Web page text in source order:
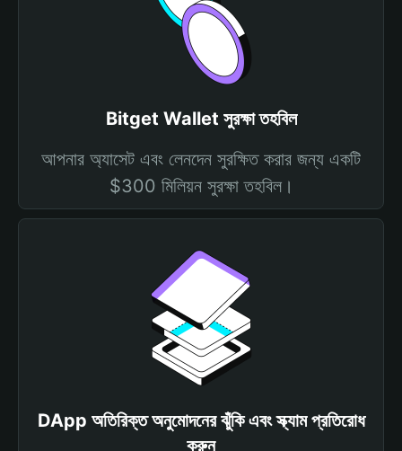
Bitget Wallet সুরক্ষা তহবিল
আপনার অ্যাসেট এবং লেনদেন সুরক্ষিত করার জন্য একটি
$300 মিলিয়ন সুরক্ষা তহবিল।
DApp অতিরিক্ত অনুমোদনের ঝুঁকি এবং স্ক্যাম প্রতিরোধ
করুন